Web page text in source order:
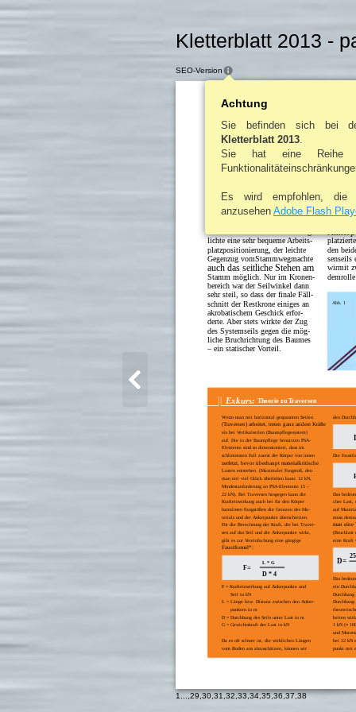
Kletterblatt 2013 -
Exkurs: Theorie zu Traversen
richtung des Kletterers würde ei-
nen eventuellen Sturz des Baumes
eher begünstigen. Bei der Stamm-
abtragung würde der Kletterer auf
rend er auf der Oberseite steht,
ständig das Seil nah am Stamm
haben.
lichte eine sehr bequeme Arbeits-
platzpositionierung, der leichte
Gegenzug vomStammwegmachte
auch das seitliche Stehen am
Stamm möglich. Nur im Kronen-
bereich war der Seilwinkel dann
sehr steil, so dass der finale Fäll-
schnitt der Restkrone einiges an
akrobatischem Geschick erfor-
derte. Aber stets wirkte der Zug
des Systemseils gegen die mög-
liche Bruchrichtung des Baumes
– ein statischer Vorteil.
daten
Enden
den
senseils
wirmit
Wenn man mit horizontal gespannten Seilen
(Traversen) arbeitet, treten ganz andere Kräfte
als bei Vertikalseilen (Baumpflegesystem)
auf. Die in der Baumpflege benutzten PSA-
Elemente sind so dimensioniert, dass im
schlimmsten Fall zuerst der Körper von innen
zerfetzt, bevor überhaupt materialkritische
Lasten entstehen. (Maximaler Fangstoß, den
man mit viel Glück überleben kann: 12 kN,
Mindestanforderung an PSA-Elemente 15 –
22 kN). Bei Traversen hingegen kann die
Krafteinwirkung auch bei für den Körper
harmlosen Fangstößen die Grenzen des Ma-
terials und der Ankerpunkte überschreiten.
Für die Berechnung der Kraft, die bei Traver-
sen auf das Seil und die Ankerpunkte wirkt,
gibt es zur Vereinfachung eine gängige
Faustformel*:
F=
L * G
D * 4
F = Krafteinwirkung auf Ankerpunkte und
Seil in kN
L = Länge bzw. Distanz zwischen den Anker-
punkten in m
D = Durchhang des Seils unter Last in m
G = Gewichtskraft der Last in kN
Da es oft schwer ist, die wirklichen Längen
vom Boden aus abzuschätzen, können wir
den
Die
Das
cher Last,
auf
muss
man eine
(Bruchlast
eine Kraft
D=
Das
ein
beiten
1 kN (≈
und
bei 12 kN
punkt mit
Abb. 1
SEO-Version
Achtung
Sie befinden sich bei
Kletterblatt 2013
Sie hat eine Reihe
Es wird empfohlen,
anzusehen Adobe Flash
1 ..., 29 30 31 32,33,34,35,36,37,38